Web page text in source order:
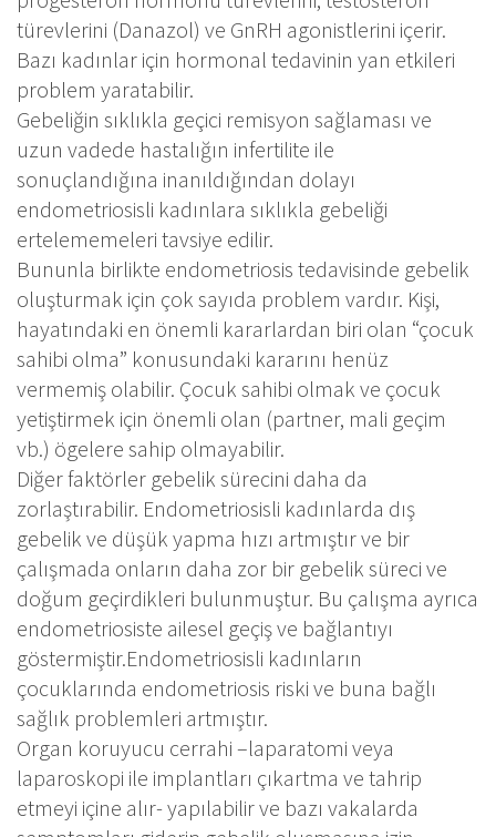
türevlerini (Danazol) ve GnRH agonistlerini içerir.
Bazı kadınlar için hormonal tedavinin yan etkileri
problem yaratabilir.
Gebeliğin sıklıkla geçici remisyon sağlaması ve
uzun vadede hastalığın infertilite ile
sonuçlandığına inanıldığından dolayı
endometriosisli kadınlara sıklıkla gebeliği
ertelememeleri tavsiye edilir.
Bununla birlikte endometriosis tedavisinde gebelik
oluşturmak için çok sayıda problem vardır. Kişi,
hayatındaki en önemli kararlardan biri olan “çocuk
sahibi olma” konusundaki kararını henüz
vermemiş olabilir. Çocuk sahibi olmak ve çocuk
yetiştirmek için önemli olan (partner, mali geçim
vb.) ögelere sahip olmayabilir.
Diğer faktörler gebelik sürecini daha da
zorlaştırabilir. Endometriosisli kadınlarda dış
gebelik ve düşük yapma hızı artmıştır ve bir
çalışmada onların daha zor bir gebelik süreci ve
doğum geçirdikleri bulunmuştur. Bu çalışma ayrıca
endometriosiste ailesel geçiş ve bağlantıyı
göstermiştir.Endometriosisli kadınların
çocuklarında endometriosis riski ve buna bağlı
sağlık problemleri artmıştır.
Organ koruyucu cerrahi –laparatomi veya
laparoskopi ile implantları çıkartma ve tahrip
etmeyi içine alır- yapılabilir ve bazı vakalarda